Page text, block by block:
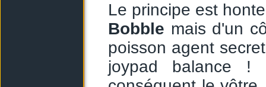
Le principe est
Bobble mais d'un
poisson agent
joypad balance